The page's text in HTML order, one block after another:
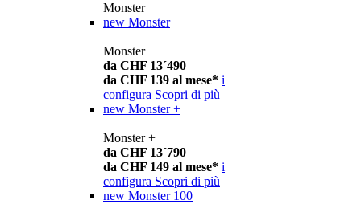
Monster
new Monster
Monster
da CHF 13´490
da CHF 139 al mese* i
configura Scopri di più
new Monster +
Monster +
da CHF 13´790
da CHF 149 al mese* i
configura Scopri di più
new Monster 100